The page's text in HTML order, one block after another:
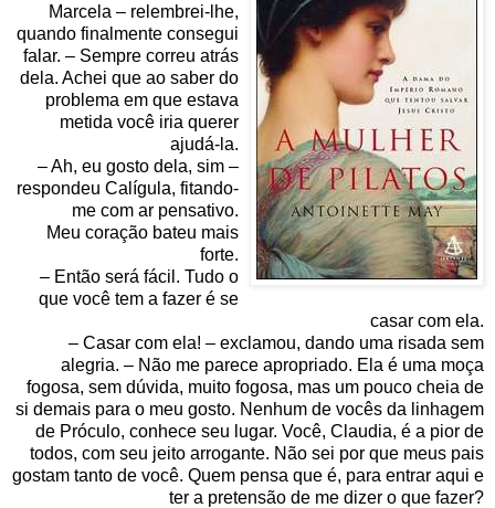
Marcela – relembrei-lhe,
quando finalmente consegui
falar. – Sempre correu atrás
dela. Achei que ao saber do
problema em que estava
metida você iria querer
ajudá-la.
– Ah, eu gosto dela, sim –
respondeu Calígula, fitando-
me com ar pensativo.
Meu coração bateu mais
forte.
– Então será fácil. Tudo o
que você tem a fazer é se
casar com ela.
– Casar com ela! – exclamou, dando uma risada sem
alegria. – Não me parece apropriado. Ela é uma moça
fogosa, sem dúvida, muito fogosa, mas um pouco cheia de
si demais para o meu gosto. Nenhum de vocês da linhagem
de Próculo, conhece seu lugar. Você, Claudia, é a pior de
todos, com seu jeito arrogante. Não sei por que meus pais
gostam tanto de você. Quem pensa que é, para entrar aqui e
ter a pretensão de me dizer o que fazer?